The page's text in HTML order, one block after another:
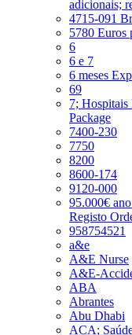
adicionais;
4715-091
5780 Euros
6
6 e 7
6 meses
69
7;
Package
7400-230
7750
8200
8600-174
9120-000
95.000€
Registo
958754521
a&e
A&E Nurse
A&E-
ABA
Abrantes
Abu Dhabi
ACA;